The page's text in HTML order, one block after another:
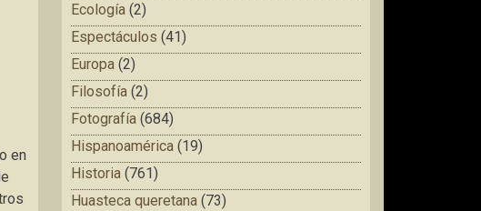
en
Ecología (2)
Espectáculos (41)
Europa (2)
Filosofía (2)
Fotografía (684)
Hispanoamérica (19)
Historia (761)
Huasteca queretana (73)